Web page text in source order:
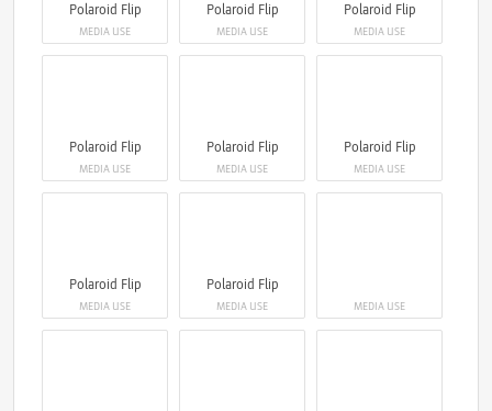
Polaroid Flip
MEDIA USE
Polaroid Flip
MEDIA USE
Polaroid Flip
MEDIA USE
Polaroid Flip
MEDIA USE
Polaroid Flip
MEDIA USE
Polaroid Flip
MEDIA USE
Polaroid Flip
MEDIA USE
Polaroid Flip
MEDIA USE MEDIA USE